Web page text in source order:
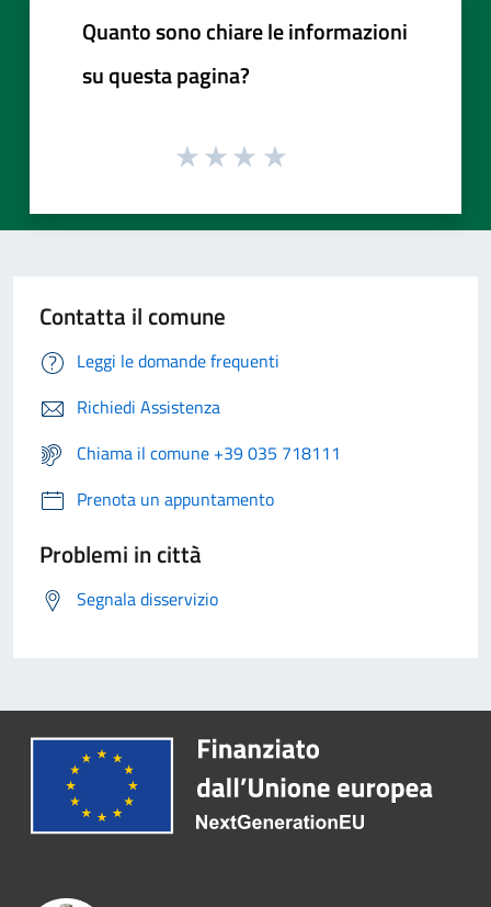
Quanto sono chiare le informazioni
su questa pagina?
Contatta il comune
Leggi le domande frequenti
Richiedi Assistenza
Chiama il comune +39 035 718111
Prenota un appuntamento
Problemi in città
Segnala disservizio